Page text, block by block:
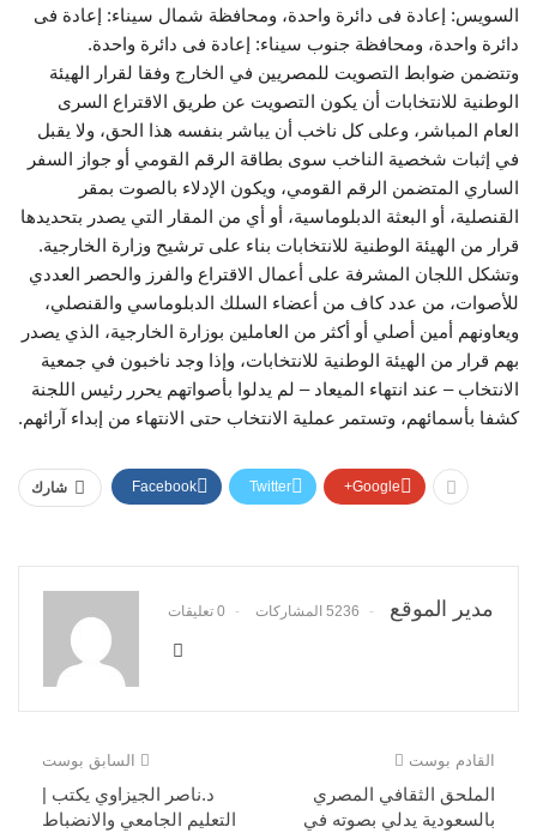
السويس: إعادة فى دائرة واحدة، ومحافظة شمال سيناء: إعادة فى
دائرة واحدة، ومحافظة جنوب سيناء: إعادة فى دائرة واحدة.
وتتضمن ضوابط التصويت للمصريين في الخارج وفقا لقرار الهيئة
الوطنية للانتخابات أن يكون التصويت عن طريق الاقتراع السرى
العام المباشر، وعلى كل ناخب أن يباشر بنفسه هذا الحق، ولا يقبل
في إثبات شخصية الناخب سوى بطاقة الرقم القومي أو جواز السفر
الساري المتضمن الرقم القومي، ويكون الإدلاء بالصوت بمقر
القنصلية، أو البعثة الدبلوماسية، أو أي من المقار التي يصدر بتحديدها
قرار من الهيئة الوطنية للانتخابات بناء على ترشيح وزارة الخارجية.
وتشكل اللجان المشرفة على أعمال الاقتراع والفرز والحصر العددي
للأصوات، من عدد كاف من أعضاء السلك الدبلوماسي والقنصلي،
ويعاونهم أمين أصلي أو أكثر من العاملين بوزارة الخارجية، الذي يصدر
بهم قرار من الهيئة الوطنية للانتخابات، وإذا وجد ناخبون في جمعية
الانتخاب – عند انتهاء الميعاد – لم يدلوا بأصواتهم يحرر رئيس اللجنة
كشفا بأسمائهم، وتستمر عملية الانتخاب حتى الانتهاء من إبداء آرائهم.
شارك Facebook Twitter Google+
مدير الموقع 5236 المشاركات 0 تعليقات
السابق بوست
د.ناصر الجيزاوي يكتب |
التعليم الجامعي والانضباط
القادم بوست
الملحق الثقافي المصري
بالسعودية يدلي بصوته في